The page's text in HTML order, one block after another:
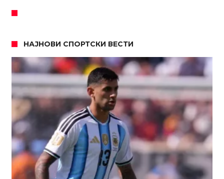
НАЈНОВИ СПОРТСКИ ВЕСТИ